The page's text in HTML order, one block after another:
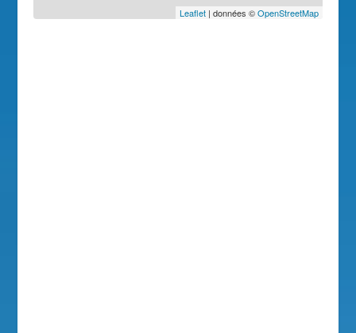
Leaflet| données ©OpenStreetMap